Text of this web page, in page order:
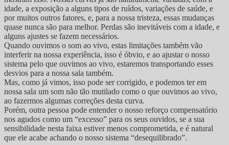
idade, a exposição a alguns tipos de ruídos, variações de saúde, e
por muitos outros fatores, e, para a nossa tristeza, essas mudanças
quase nunca são para melhor. Perdas são inevitáveis com a idade, e
alguns ajustes se fazem necessários.
Quando ouvimos o som ao vivo, estas limitações também vão
interferir na nossa experiência, isso é óbvio, e ao ajustar o nosso
sistema pelo que ouvimos ao vivo, estaremos transportando esses
desvios para a nossa sala também.
Mas, como já vimos, isso pode ser corrigido, e podemos ter em
nossa sala um som não tão mutilado como o que ouvimos ao vivo,
ao fazermos algumas correções desta curva.
Porém, outra pessoa pode entender o nosso reforço compensatório
nos agudos como um “excesso” para os seus ouvidos, se a sua
sensibilidade nesta faixa estiver menos comprometida, e é natural
que ele acabe achando o nosso sistema “desequilibrado”.